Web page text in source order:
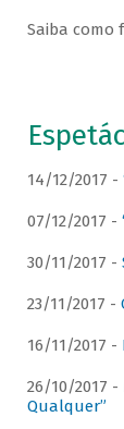
Saiba como
14/12/2017 -
07/12/2017 -
30/11/2017 -
23/11/2017 -
16/11/2017 -
26/10/2017 -
Qualquer”